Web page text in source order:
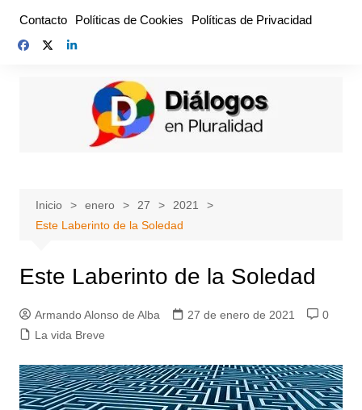
contenido
Contacto Políticas de Cookies Políticas de Privacidad
Inicio enero 27
2021
Este Laberinto de la Soledad
Este Laberinto de la Soledad
Armando Alonso de Alba 27 de enero de 2021
0
La vida Breve